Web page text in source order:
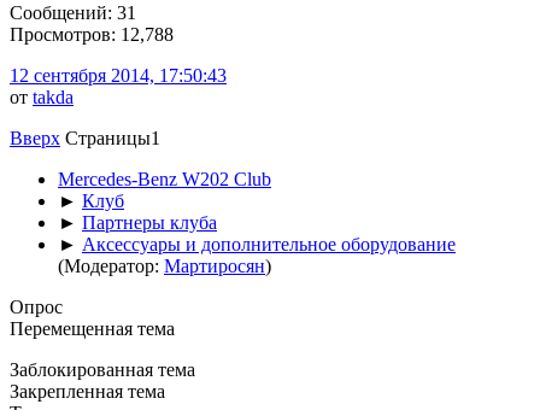
Сообщений: 31
Просмотров: 12,788
12 сентября 2014, 17:50:43
от takda
Вверх Страницы1
Mercedes-Benz W202 Club
► Клуб
► Партнеры клуба
► Аксессуары и дополнительное оборудование
(Модератор: Мартиросян)
Опрос
Перемещенная тема
Заблокированная тема
Закрепленная тема